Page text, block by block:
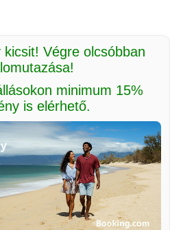
Végre olcsóbban
minimum 15%
is elérhető.